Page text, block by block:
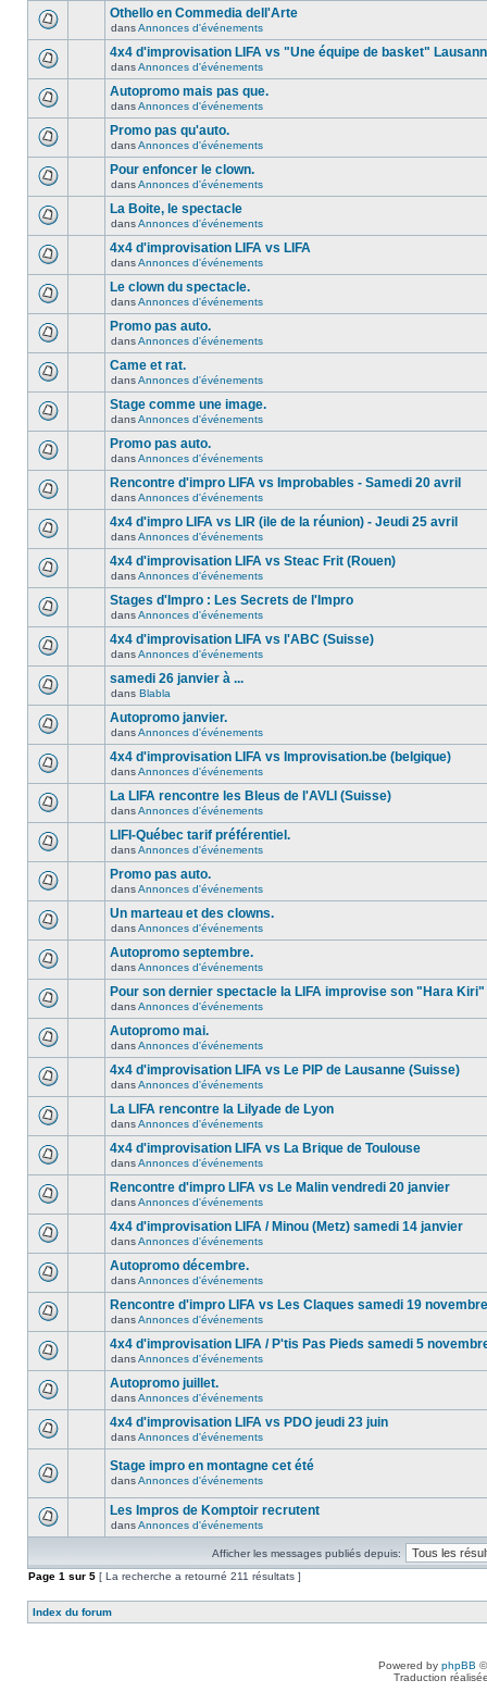
Othello en Commedia dell'Arte
dansAnnonces d'événements
4x4 d'improvisation LIFA vs "Une équipe de basket"
dansAnnonces d'événements
Autopromo mais pas que.
dansAnnonces d'événements
Promo pas qu'auto.
dansAnnonces d'événements
Pour enfoncer le clown.
dansAnnonces d'événements
La Boite, le spectacle
dansAnnonces d'événements
4x4 d'improvisation LIFA vs LIFA
dansAnnonces d'événements
Le clown du spectacle.
dansAnnonces d'événements
Promo pas auto.
dansAnnonces d'événements
Came et rat.
dansAnnonces d'événements
Stage comme une image.
dansAnnonces d'événements
Promo pas auto.
dansAnnonces d'événements
Rencontre d'impro LIFA vs Improbables - Samedi 20 avril
dansAnnonces d'événements
4x4 d'impro LIFA vs LIR (ile de la réunion) - Jeudi 25 avril
dansAnnonces d'événements
4x4 d'improvisation LIFA vs Steac Frit (Rouen)
dansAnnonces d'événements
Stages d'Impro : Les Secrets de l'Impro
dansAnnonces d'événements
4x4 d'improvisation LIFA vs l'ABC (Suisse)
dansAnnonces d'événements
samedi 26 janvier à ...
dans Blabla
Autopromo janvier.
dansAnnonces d'événements
4x4 d'improvisation LIFA vs Improvisation.be (belgique)
dansAnnonces d'événements
La LIFA rencontre les Bleus de l'AVLI (Suisse)
dansAnnonces d'événements
LIFI-Québec tarif préférentiel.
dansAnnonces d'événements
Promo pas auto.
dansAnnonces d'événements
Un marteau et des clowns.
dansAnnonces d'événements
Autopromo septembre.
dansAnnonces d'événements
Pour son dernier spectacle la LIFA improvise son "Hara Kiri"
dansAnnonces d'événements
Autopromo mai.
dansAnnonces d'événements
4x4 d'improvisation LIFA vs Le PIP de Lausanne (Suisse)
dansAnnonces d'événements
La LIFA rencontre la Lilyade de Lyon
dansAnnonces d'événements
4x4 d'improvisation LIFA vs La Brique de Toulouse
dansAnnonces d'événements
Rencontre d'impro LIFA vs Le Malin vendredi 20 janvier
dansAnnonces d'événements
4x4 d'improvisation LIFA / Minou (Metz) samedi 14 janvier
dansAnnonces d'événements
Autopromo décembre.
dansAnnonces d'événements
Rencontre d'impro LIFA vs Les Claques samedi 19 novembre
dansAnnonces d'événements
4x4 d'improvisation LIFA / P'tis Pas Pieds samedi 5
dansAnnonces d'événements
Autopromo juillet.
dansAnnonces d'événements
4x4 d'improvisation LIFA vs PDO jeudi 23 juin
dansAnnonces d'événements
Stage impro en montagne cet été
dansAnnonces d'événements
Les Impros de Komptoir recrutent
dansAnnonces d'événements
Afficher les messages publiés depuis:
Page 1 sur 5 [ La recherche a retourné 211 résultats ]
Index du forum
Powered by phpBB
Traduction